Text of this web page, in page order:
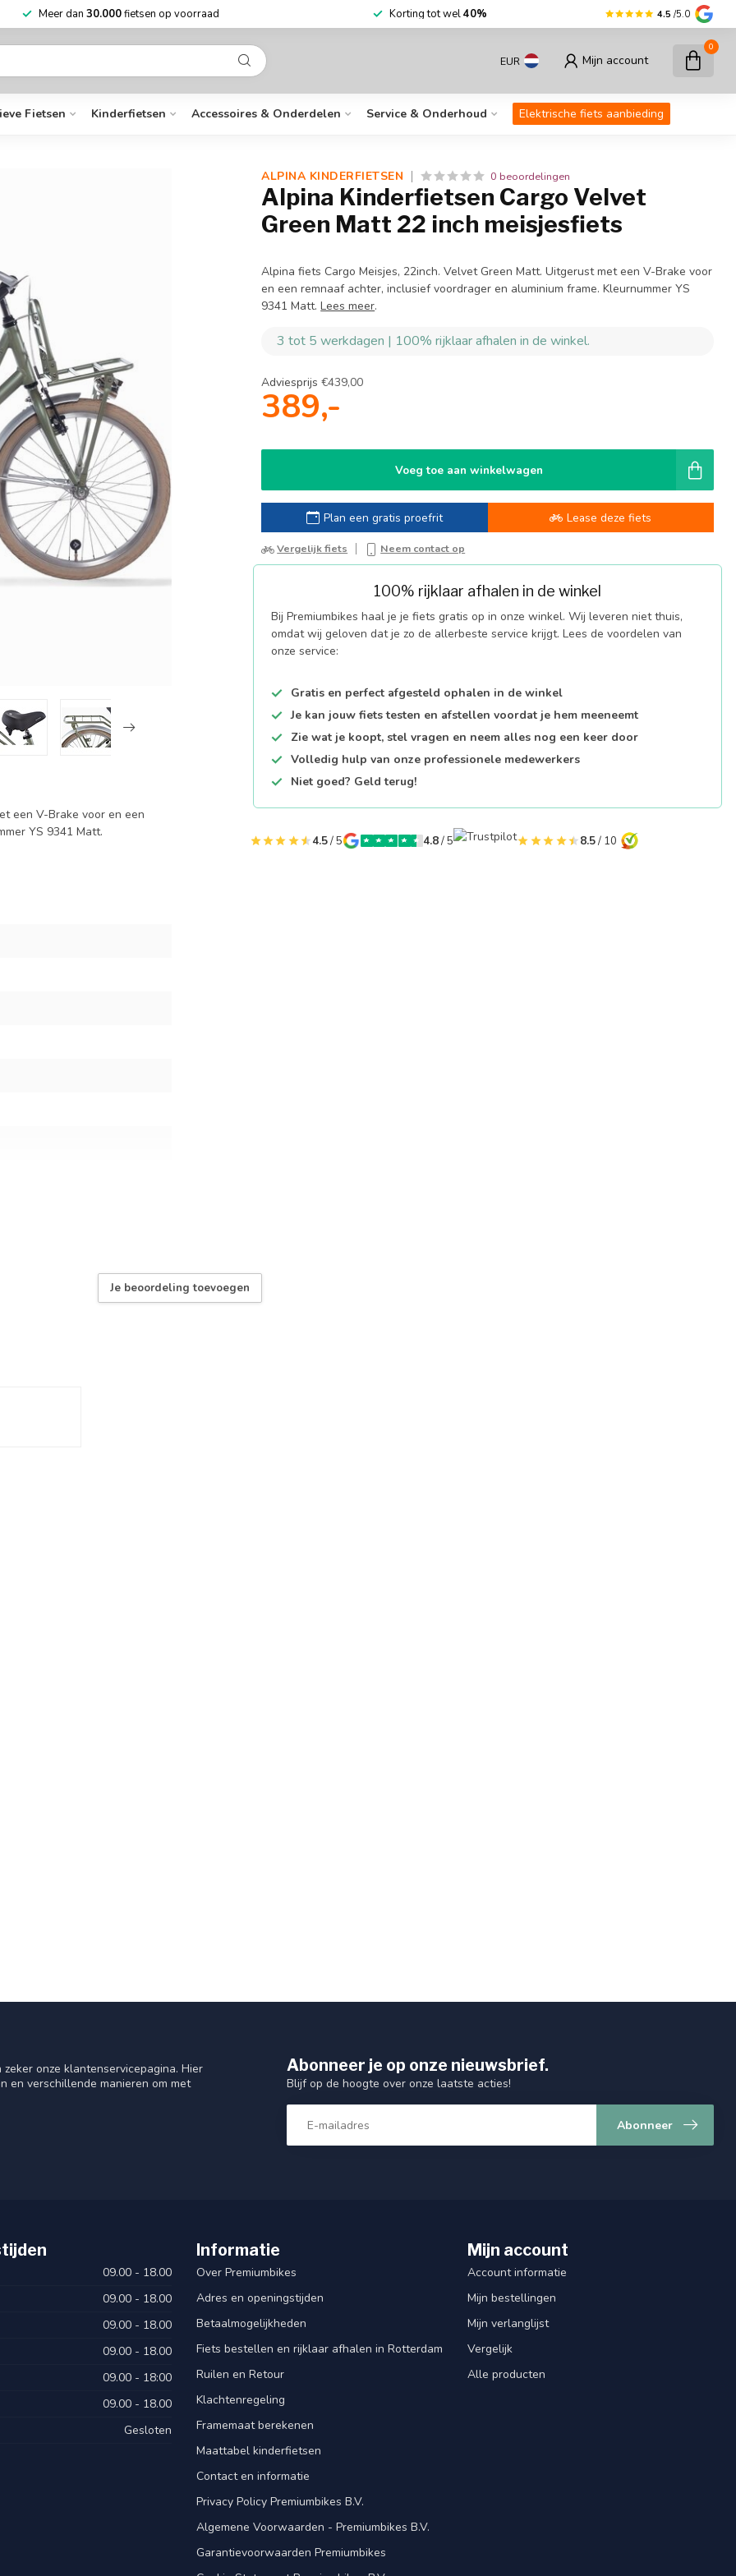
Niet goed?Geld terug Meer dan30.000fietsen op voorraad 4.5 /5.0
EUR Mijn account
0
Fietsen Kinderfietsen Accessoires & Onderdelen Service & Onderhoud Elektrische fiets aanbieding
een V-Brake voor en een
YS 9341 Matt.
voor
ALPINA KINDERFIETSEN 0 beoordelingen
Alpina Kinderfietsen Cargo Velvet
Green Matt 22 inch meisjesfiets
Alpina fiets Cargo Meisjes, 22inch. Velvet Green Matt. Uitgerust met een V-Brake voor
en een remnaaf achter, inclusief voordrager en aluminium frame. Kleurnummer YS
9341 Matt.Lees meer.
3 tot 5 werkdagen | 100% rijklaar afhalen in de winkel.
Adviesprijs €439,00
389,-
Voeg toe aan winkelwagen
Plan een gratis proefrit Lease deze fiets
Vergelijk fiets Neem contact op
100% rijklaar afhalen in de winkel
Bij Premiumbikes haal je je fiets gratis op in onze winkel. Wij leveren niet thuis,
omdat wij geloven dat je zo de allerbeste service krijgt. Lees de voordelen van
onze service:
Gratis en perfect afgesteld ophalen in de winkel
Je kan jouw fiets testen en afstellen voordat je hem meeneemt
Zie wat je koopt, stel vragen en neem alles nog een keer door
Volledig hulp van onze professionele medewerkers
Niet goed? Geld terug!
4.5/ 5 4.8/ 5 8.5/ 10
Je beoordeling toevoegen
onze klantenservicepagina. Hier
en verschillende manieren om met
Abonneer je op onze nieuwsbrief.
Blijf op de hoogte over onze laatste acties!
Abonneer
09.00 - 18.00
09.00 - 18.00
09.00 - 18.00
09.00 - 18.00
09.00 - 18:00
09.00 - 18.00
Gesloten
Informatie
Over Premiumbikes
Adres en openingstijden
Betaalmogelijkheden
Fiets bestellen en rijklaar afhalen in Rotterdam
Ruilen en Retour
Klachtenregeling
Framemaat berekenen
Maattabel kinderfietsen
Contact en informatie
Privacy Policy Premiumbikes B.V.
Algemene Voorwaarden - Premiumbikes B.V.
Garantievoorwaarden Premiumbikes
Mijn account
Account informatie
Mijn bestellingen
Mijn verlanglijst
Vergelijk
Alle producten